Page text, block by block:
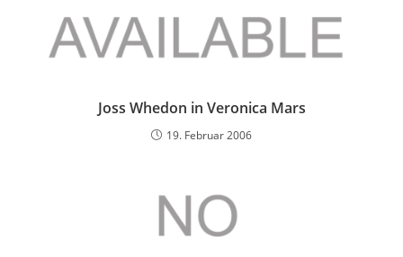
Joss Whedon in Veronica Mars
19. Februar 2006